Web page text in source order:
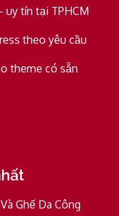
uy tín tại TPHCM
theo yêu cầu
theme có sẵn
Ghế Da Công